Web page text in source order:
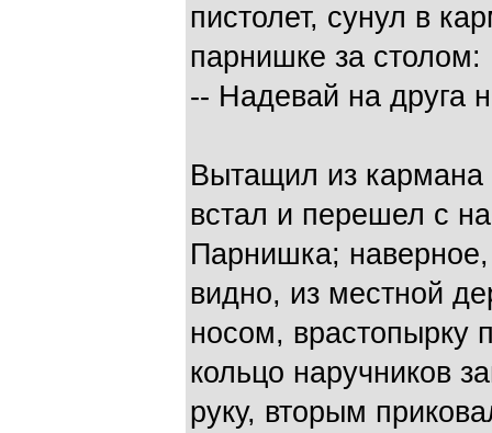
пистолет, сунул в
парнишке за столом:
-- Надевай на друга
Вытащил из кармана
встал и перешел с
Парнишка;
видно, из местной
носом, врастопырку
кольцо наручников
руку, вторым